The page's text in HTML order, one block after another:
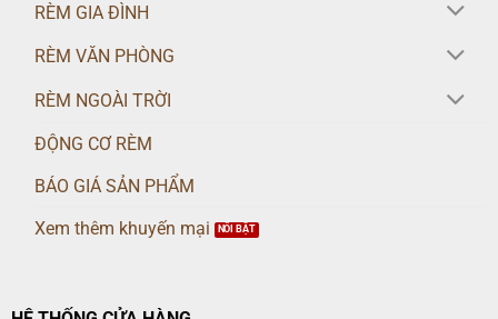
RÈM GIA ĐÌNH
RÈM VĂN PHÒNG
RÈM NGOÀI TRỜI
ĐỘNG CƠ RÈM
BÁO GIÁ SẢN PHẨM
Xem thêm khuyến mại